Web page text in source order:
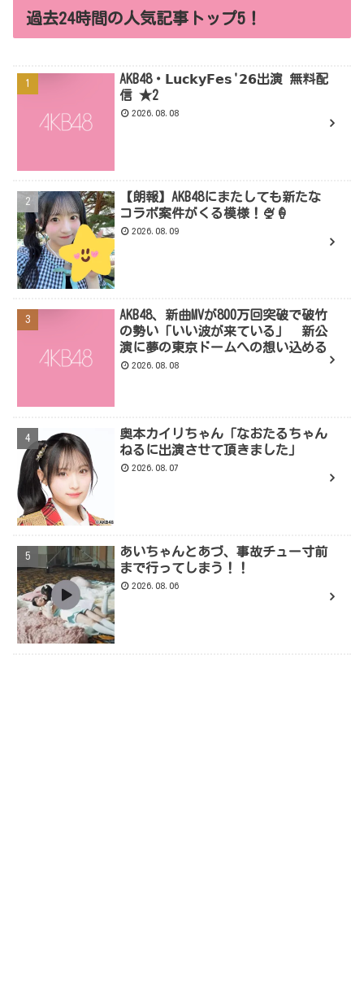
過去24時間の人気記事トップ5！
AKB48・𝗟𝘂𝗰𝗸𝘆𝗙𝗲𝘀'𝟮𝟲出演 無料配
信 ★2
2026.08.08
【朗報】AKB48にまたしても新たな
コラボ案件がくる模様！🍨🍦
2026.08.09
AKB48、新曲MVが800万回突破で破竹
の勢い「いい波が来ている」 新公
演に夢の東京ドームへの想い込める
2026.08.08
奥本カイリちゃん「なおたるちゃん
ねるに出演させて頂きました」
2026.08.07
あいちゃんとあづ、事故チュー寸前
まで行ってしまう！！
2026.08.06